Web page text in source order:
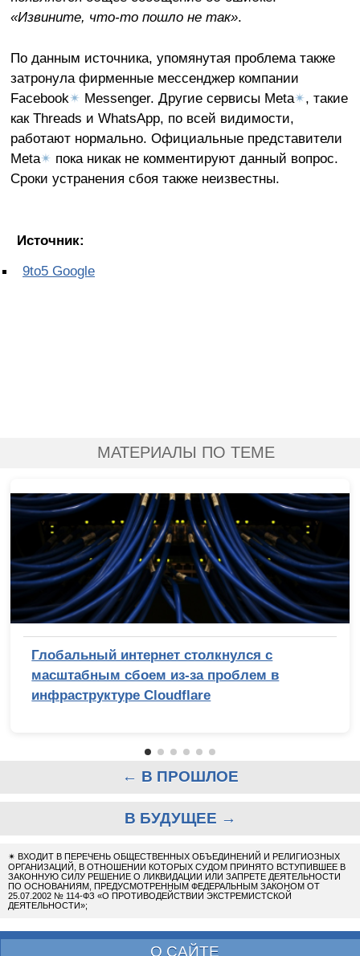
«Извините, что-то пошло не так».
По данным источника, упомянутая проблема также
затронула фирменные мессенджер компании
Facebook✴ Messenger. Другие сервисы Meta✴, такие
как Threads и WhatsApp, по всей видимости,
работают нормально. Официальные представители
Meta✴ пока никак не комментируют данный вопрос.
Сроки устранения сбоя также неизвестны.
Источник:
9to5 Google
МАТЕРИАЛЫ ПО ТЕМЕ
Глобальный интернет столкнулся с
масштабным сбоем из-за проблем в
инфраструктуре Cloudflare
← В ПРОШЛОЕ
В БУДУЩЕЕ →
✴ ВХОДИТ В ПЕРЕЧЕНЬ ОБЩЕСТВЕННЫХ ОБЪЕДИНЕНИЙ И РЕЛИГИОЗНЫХ
ОРГАНИЗАЦИЙ, В ОТНОШЕНИИ КОТОРЫХ СУДОМ ПРИНЯТО ВСТУПИВШЕЕ В
ЗАКОННУЮ СИЛУ РЕШЕНИЕ О ЛИКВИДАЦИИ ИЛИ ЗАПРЕТЕ ДЕЯТЕЛЬНОСТИ
ПО ОСНОВАНИЯМ, ПРЕДУСМОТРЕННЫМ ФЕДЕРАЛЬНЫМ ЗАКОНОМ ОТ
25.07.2002 № 114-ФЗ «О ПРОТИВОДЕЙСТВИИ ЭКСТРЕМИСТСКОЙ
ДЕЯТЕЛЬНОСТИ»;
О САЙТЕ